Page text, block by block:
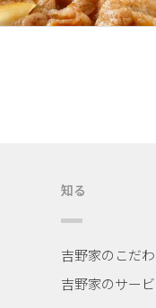
知る
吉野家のこだ
吉野家のサー